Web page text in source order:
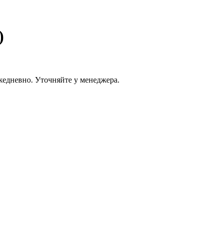
Уточняйте у менеджера.